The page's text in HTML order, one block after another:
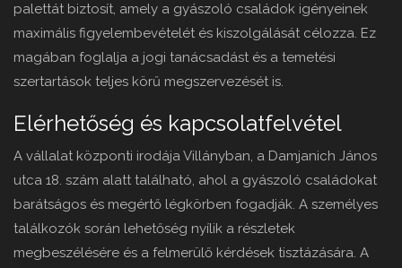
palettát biztosít, amely a gyászoló családok igényeinek
maximális figyelembevételét és kiszolgálását célozza. Ez
magában foglalja a jogi tanácsadást és a temetési
szertartások teljes körű megszervezését is.
Elérhetőség és kapcsolatfelvétel
A vállalat központi irodája Villányban, a Damjanich János
utca 18. szám alatt található, ahol a gyászoló családokat
barátságos és megértő légkörben fogadják. A személyes
találkozók során lehetőség nyílik a részletek
megbeszélésére és a felmerülő kérdések tisztázására. A